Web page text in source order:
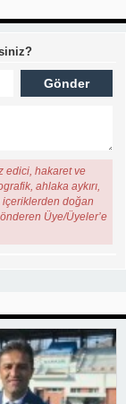
edici, hakaret ve
ahlaka aykırı,
doğan
Üye/Üyeler’e